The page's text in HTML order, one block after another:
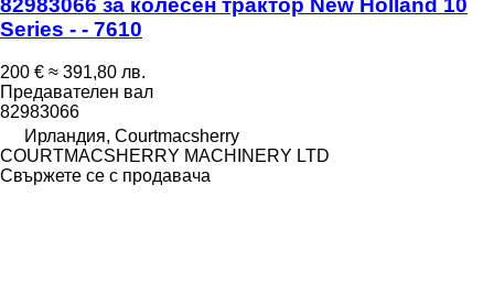
82983066 за колесен трактор New Holland 10
Series - - 7610
200 € ≈ 391,80 лв.
Предавателен вал
82983066
Ирландия, Courtmacsherry
COURTMACSHERRY MACHINERY LTD
Свържете се с продавача